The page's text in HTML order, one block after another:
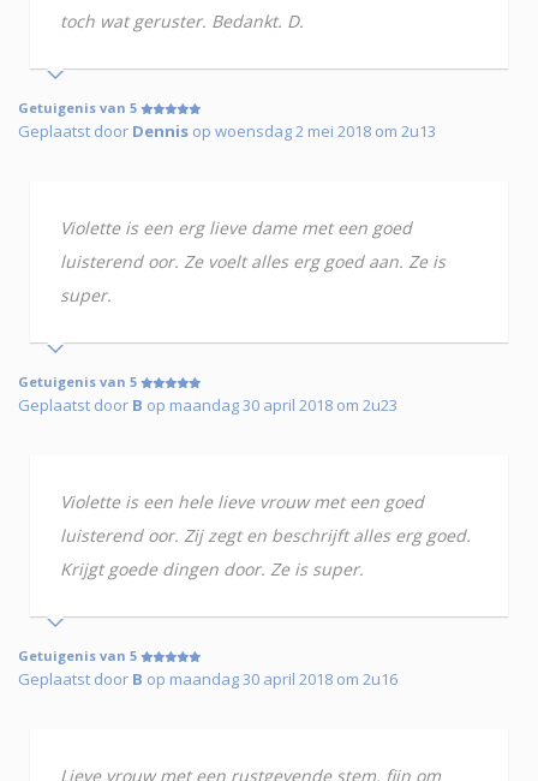
toch wat geruster. Bedankt. D.
Getuigenis van 5
Geplaatst door Dennis op woensdag 2 mei 2018 om 2u13
Violette is een erg lieve dame met een goed
luisterend oor. Ze voelt alles erg goed aan. Ze is
super.
Getuigenis van 5
Geplaatst door B op maandag 30 april 2018 om 2u23
Violette is een hele lieve vrouw met een goed
luisterend oor. Zij zegt en beschrijft alles erg goed.
Krijgt goede dingen door. Ze is super.
Getuigenis van 5
Geplaatst door B op maandag 30 april 2018 om 2u16
Lieve vrouw met een rustgevende stem, fijn om